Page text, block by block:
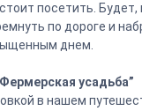
посетить. Будет,
по дороге и
днем.
усадьба”
в нашем